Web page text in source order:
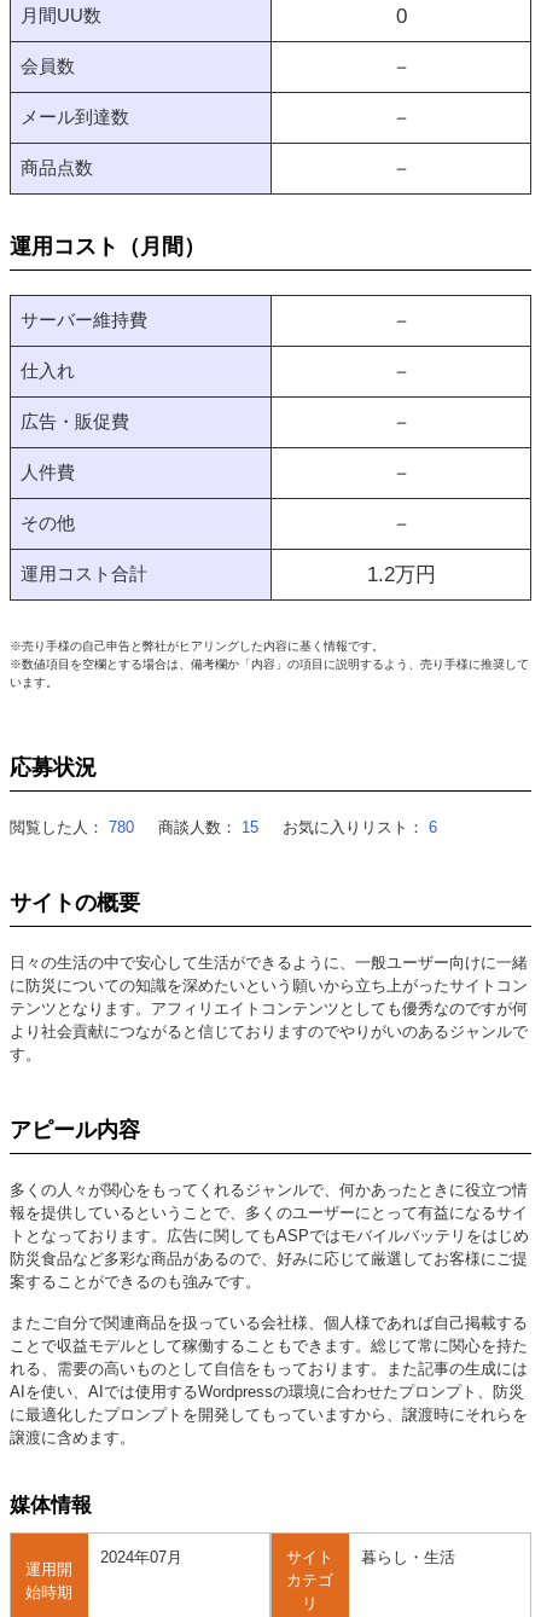
月間UU数 0
会員数 －
メール到達数 －
商品点数 －
運用コスト（月間）
サーバー維持費 －
仕入れ －
広告・販促費 －
人件費 －
その他 －
運用コスト合計 1.2万円
※売り手様の自己申告と弊社がヒアリングした内容に基く情報です。
※数値項目を空欄とする場合は、備考欄か「内容」の項目に説明するよう、売り手様に推奨して
います。
応募状況
閲覧した人： 780 商談人数： 15 お気に入りリスト： 6
サイトの概要
日々の生活の中で安心して生活ができるように、一般ユーザー向けに一緒
に防災についての知識を深めたいという願いから立ち上がったサイトコン
テンツとなります。アフィリエイトコンテンツとしても優秀なのですが何
より社会貢献につながると信じておりますのでやりがいのあるジャンルで
す。
アピール内容
多くの人々が関心をもってくれるジャンルで、何かあったときに役立つ情
報を提供しているということで、多くのユーザーにとって有益になるサイ
トとなっております。広告に関してもASPではモバイルバッテリをはじめ
防災食品など多彩な商品があるので、好みに応じて厳選してお客様にご提
案することができるのも強みです。
またご自分で関連商品を扱っている会社様、個人様であれば自己掲載する
ことで収益モデルとして稼働することもできます。総じて常に関心を持た
れる、需要の高いものとして自信をもっております。また記事の生成には
AIを使い、AIでは使用するWordpressの環境に合わせたプロンプト、防災
に最適化したプロンプトを開発してもっていますから、譲渡時にそれらを
譲渡に含めます。
媒体情報
運用開
始時期
2024年07月
サイト
カテゴ
リ
暮らし・生活